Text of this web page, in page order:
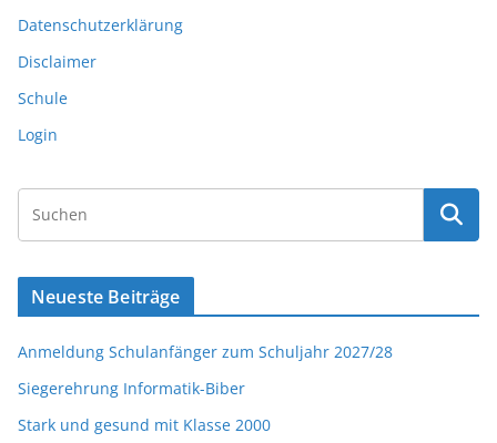
Datenschutzerklärung
Disclaimer
Schule
Login
Neueste Beiträge
Anmeldung Schulanfänger zum Schuljahr 2027/28
Siegerehrung Informatik-Biber
Stark und gesund mit Klasse 2000